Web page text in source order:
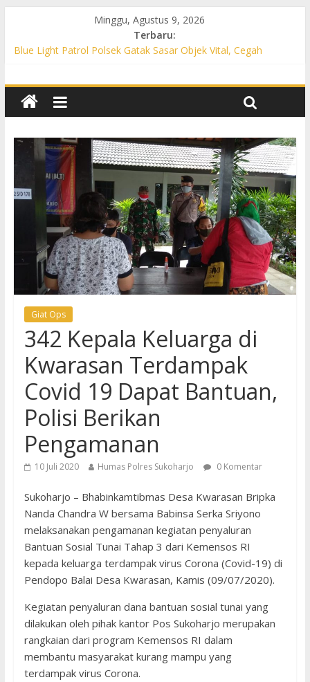
Minggu, Agustus 9, 2026
Terbaru:
Blue Light Patrol Polsek Gatak Sasar Objek Vital, Cegah
Permukiman, Antisipasi 3C dan Gangguan Kamtibmas
Patroli KRYD Polsek Baki Sisir Titik Rawan, Cegah 3C hingga
Patroli Blue Light Polsek Nguter Sasar Perbankan hingga
Permukiman, Antisipasi 3C dan Gangguan Kamtibmas
Blue Light Patrol Polsek Tawangsari Sisir Belasan Desa, Cegah
Kejahatan 3C dan Gangguan Kamtibmas
Giat Ops
342 Kepala Keluarga di
Kwarasan Terdampak
Covid 19 Dapat Bantuan,
Polisi Berikan
Pengamanan
10 Juli 2020 Humas Polres Sukoharjo 0 Komentar
Sukoharjo – Bhabinkamtibmas Desa Kwarasan Bripka
Nanda Chandra W bersama Babinsa Serka Sriyono
melaksanakan pengamanan kegiatan penyaluran
Bantuan Sosial Tunai Tahap 3 dari Kemensos RI
kepada keluarga terdampak virus Corona (Covid-19) di
Pendopo Balai Desa Kwarasan, Kamis (09/07/2020).
Kegiatan penyaluran dana bantuan sosial tunai yang
dilakukan oleh pihak kantor Pos Sukoharjo merupakan
rangkaian dari program Kemensos RI dalam
membantu masyarakat kurang mampu yang
terdampak virus Corona.